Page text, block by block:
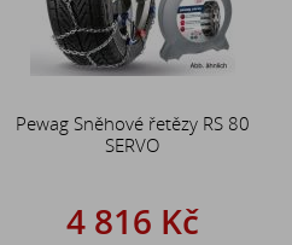
Pewag Sněhové řetězy RS 80
SERVO
4 816 Kč